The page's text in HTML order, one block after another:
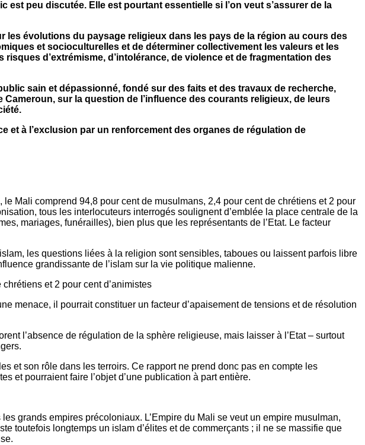
peu discutée. Elle est pourtant essentielle si l’on veut s’assurer de la
les évolutions du paysage religieux dans les pays de la région au cours des
et socioculturelles et de déterminer collectivement les valeurs et les
d’extrémisme, d’intolérance, de violence et de fragmentation des
sain et dépassionné, fondé sur des faits et des travaux de recherche,
sur la question de l’influence des courants religieux, de leurs
et à l’exclusion par un renforcement des organes de régulation de
Mali comprend 94,8 pour cent de musulmans, 2,4 pour cent de chrétiens et 2 pour
tous les interlocuteurs interrogés soulignent d’emblée la place centrale de la
mariages, funérailles), bien plus que les représentants de l’Etat. Le facteur
les questions liées à la religion sont sensibles, taboues ou laissent parfois libre
grandissante de l’islam sur la vie politique malienne.
et 2 pour cent d’animistes
menace, il pourrait constituer un facteur d’apaisement de tensions et de résolution
l’absence de régulation de la sphère religieuse, mais laisser à l’Etat – surtout
et son rôle dans les terroirs. Ce rapport ne prend donc pas en compte les
et pourraient faire l’objet d’une publication à part entière.
grands empires précoloniaux. L’Empire du Mali se veut un empire musulman,
toutefois longtemps un islam d’élites et de commerçants ; il ne se massifie que